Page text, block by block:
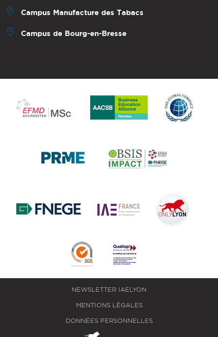
Campus Manufacture des Tabacs
Campus de Bourg-en-Bresse
NEWSLETTER IAELYON
MENTIONS LÉGALES
DONNÉES PERSONNELLES